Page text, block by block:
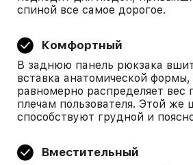
спиной все самое дорогое.
Комфортный
В заднюю панель рюкзака
вставка анатомической формы,
равномерно распределяет вес
плечам пользователя. Этой же
способствуют грудной и
Вместительный